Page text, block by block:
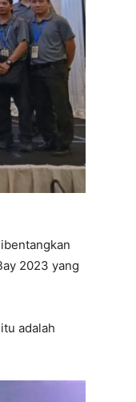
2023 yang
adalah